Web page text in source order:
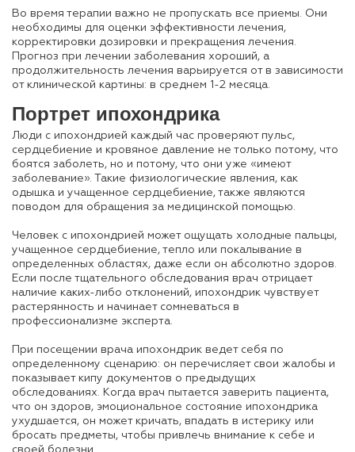
Во время терапии важно не пропускать все приемы. Они
необходимы для оценки эффективности лечения,
корректировки дозировки и прекращения лечения.
Прогноз при лечении заболевания хороший, а
продолжительность лечения варьируется от в зависимости
от клинической картины: в среднем 1-2 месяца.
Портрет ипохондрика
Люди с ипохондрией каждый час проверяют пульс,
сердцебиение и кровяное давление не только потому, что
боятся заболеть, но и потому, что они уже «имеют
заболевание». Такие физиологические явления, как
одышка и учащенное сердцебиение, также являются
поводом для обращения за медицинской помощью.
Человек с ипохондрией может ощущать холодные пальцы,
учащенное сердцебиение, тепло или покалывание в
определенных областях, даже если он абсолютно здоров.
Если после тщательного обследования врач отрицает
наличие каких-либо отклонений, ипохондрик чувствует
растерянность и начинает сомневаться в
профессионализме эксперта.
При посещении врача ипохондрик ведет себя по
определенному сценарию: он перечисляет свои жалобы и
показывает кипу документов о предыдущих
обследованиях. Когда врач пытается заверить пациента,
что он здоров, эмоциональное состояние ипохондрика
ухудшается, он может кричать, впадать в истерику или
бросать предметы, чтобы привлечь внимание к себе и
своей болезни.